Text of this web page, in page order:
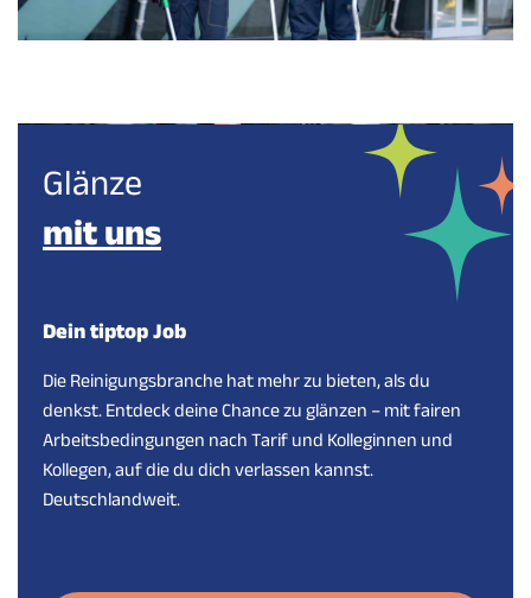
Glänze
mit uns
Dein tiptop Job
Die Reinigungsbranche hat mehr zu bieten, als du
denkst. Entdeck deine Chance zu glänzen – mit fairen
Arbeitsbedingungen nach Tarif und Kolleginnen und
Kollegen, auf die du dich verlassen kannst.
Deutschlandweit.